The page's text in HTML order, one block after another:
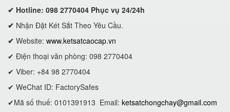
✔ Hotline: 098 2770404 Phục vụ 24/24h
✔ Nhận Đặt Két Sắt Theo Yêu Cầu.
✔ Website: www.ketsatcaocap.vn
✔ Điện thoại văn phòng: 098 2770404
✔ Viber: +84 98 2770404
✔ WeChat ID: FactorySafes
✔Mã số thuế: 0101391913 Email: ketsatchongchay@gmail.com